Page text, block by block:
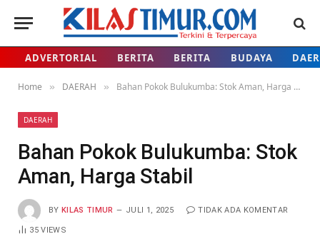
ADVERTORIAL BERITA BERITA BUDAYA
Home » DAERAH » Bahan Pokok Bulukumba: Stok Aman, Harga Stabil
DAERAH
Bahan Pokok Bulukumba: Stok
Aman, Harga Stabil
BY KILAS TIMUR JULI 1, 2025 TIDAK ADA KOMENTAR
35VIEWS